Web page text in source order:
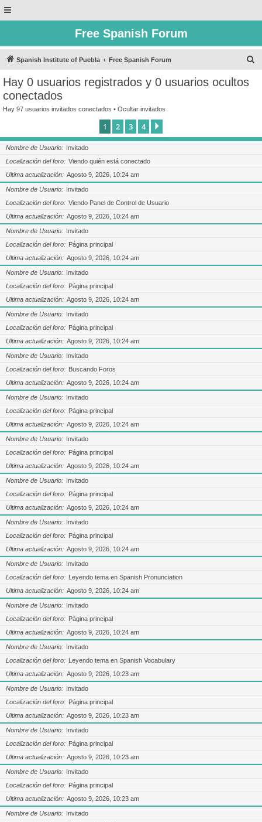
Free Spanish Forum
Spanish Institute of Puebla Free Spanish Forum
Hay 0 usuarios registrados y 0 usuarios ocultos
conectados
Hay 97 usuarios invitados conectados • Ocultar invitados
1 2 3 4
Nombre de Usuario
Invitado
Localización del foro
Viendo quién está conectado
Ultima actualización
Agosto 9, 2026, 10:24 am
Nombre de Usuario
Invitado
Localización del foro
Viendo Panel de Control de Usuario
Ultima actualización
Agosto 9, 2026, 10:24 am
Nombre de Usuario
Invitado
Localización del foro
Página principal
Ultima actualización
Agosto 9, 2026, 10:24 am
Nombre de Usuario
Invitado
Localización del foro
Página principal
Ultima actualización
Agosto 9, 2026, 10:24 am
Nombre de Usuario
Invitado
Localización del foro
Página principal
Ultima actualización
Agosto 9, 2026, 10:24 am
Nombre de Usuario
Invitado
Localización del foro
Buscando Foros
Ultima actualización
Agosto 9, 2026, 10:24 am
Nombre de Usuario
Invitado
Localización del foro
Página principal
Ultima actualización
Agosto 9, 2026, 10:24 am
Nombre de Usuario
Invitado
Localización del foro
Página principal
Ultima actualización
Agosto 9, 2026, 10:24 am
Nombre de Usuario
Invitado
Localización del foro
Página principal
Ultima actualización
Agosto 9, 2026, 10:24 am
Nombre de Usuario
Invitado
Localización del foro
Página principal
Ultima actualización
Agosto 9, 2026, 10:24 am
Nombre de Usuario
Invitado
Localización del foro
Leyendo tema en Spanish Pronunciation
Ultima actualización
Agosto 9, 2026, 10:24 am
Nombre de Usuario
Invitado
Localización del foro
Página principal
Ultima actualización
Agosto 9, 2026, 10:24 am
Nombre de Usuario
Invitado
Localización del foro
Leyendo tema en Spanish Vocabulary
Ultima actualización
Agosto 9, 2026, 10:23 am
Nombre de Usuario
Invitado
Localización del foro
Página principal
Ultima actualización
Agosto 9, 2026, 10:23 am
Nombre de Usuario
Invitado
Localización del foro
Página principal
Ultima actualización
Agosto 9, 2026, 10:23 am
Nombre de Usuario
Invitado
Localización del foro
Página principal
Ultima actualización
Agosto 9, 2026, 10:23 am
Nombre de Usuario
Invitado